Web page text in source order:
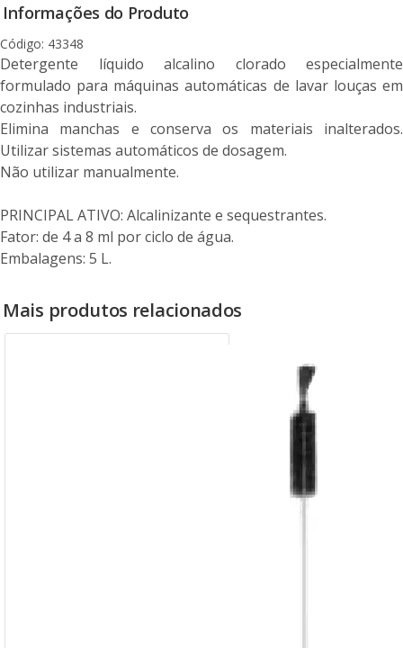
Informações do Produto
Código: 43348
Detergente líquido alcalino clorado especialmente
formulado para máquinas automáticas de lavar louças em
cozinhas industriais.
Elimina manchas e conserva os materiais inalterados.
Utilizar sistemas automáticos de dosagem.
Não utilizar manualmente.
PRINCIPAL ATIVO: Alcalinizante e sequestrantes.
Fator: de 4 a 8 ml por ciclo de água.
Embalagens: 5 L.
Mais produtos relacionados